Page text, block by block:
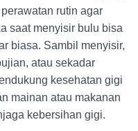
rutin agar
saat menyisir bulu bisa
biasa. Sambil menyisir,
atau sekadar
kesehatan gigi
mainan atau makanan
kebersihan gigi.